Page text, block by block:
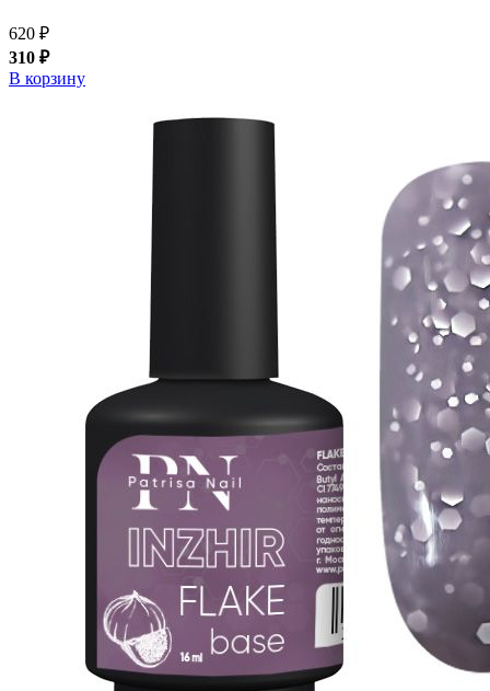
620 ₽
310 ₽
В корзину